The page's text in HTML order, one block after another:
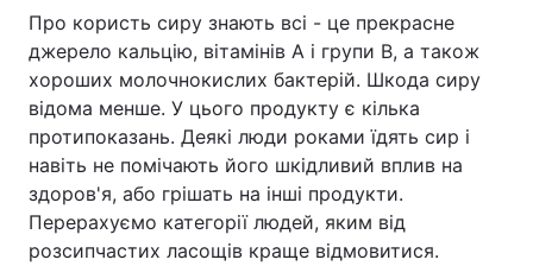
Головна Війна
Україна Політика
Економіка Світ
Спорт Наука
Техно і зв'язок Лайт
Про користь сиру знають всі - це прекрасне
джерело кальцію, вітамінів A і групи B, а також
хороших молочнокислих бактерій. Шкода сиру
відома менше. У цього продукту є кілька
протипоказань. Деякі люди роками їдять сир і
навіть не помічають його шкідливий вплив на
здоров'я, або грішать на інші продукти.
Перерахуємо категорії людей, яким від
розсипчастих ласощів краще відмовитися.